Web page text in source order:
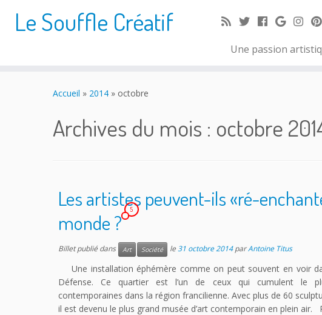
Le Souffle Créatif
Une passion
Accueil » 2014 » octobre
Archives du mois : octobre
Les artistes peuvent-ils «ré-
monde ?
5
Billet publié dans Art Société le31 octobre 2014 parAntoine Titus
Une installation éphémère comme on peut souvent en voir
Défense. Ce quartier est l’un de ceux qui cumulent le
contemporaines dans la région francilienne. Avec plus de 60
il est devenu le plus grand musée d’art contemporain en plein air.